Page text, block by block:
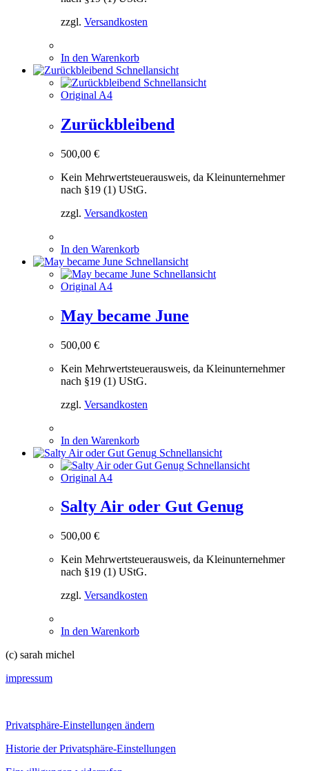
zzgl. Versandkosten
In den Warenkorb
Schnellansicht
Schnellansicht
Original A4
Zurückbleibend
500,00 €
Kein Mehrwertsteuerausweis, da Kleinunternehmer
nach §19 (1) UStG.
zzgl. Versandkosten
In den Warenkorb
Schnellansicht
Schnellansicht
Original A4
May became June
500,00 €
Kein Mehrwertsteuerausweis, da Kleinunternehmer
nach §19 (1) UStG.
zzgl. Versandkosten
In den Warenkorb
Schnellansicht
Schnellansicht
Original A4
Salty Air oder Gut Genug
500,00 €
Kein Mehrwertsteuerausweis, da Kleinunternehmer
nach §19 (1) UStG.
zzgl. Versandkosten
In den Warenkorb
(c) sarah michel
impressum
Privatsphäre-Einstellungen ändern
Historie der Privatsphäre-Einstellungen